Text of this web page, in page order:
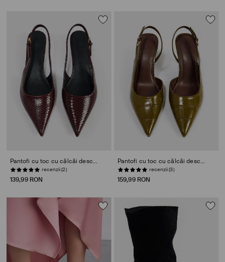
Pantofi cu toc cu călcâi deschis
recenzii (2)
139,99 RON
Pantofi cu toc cu călcâi deschis
recenzii (3)
159,99 RON